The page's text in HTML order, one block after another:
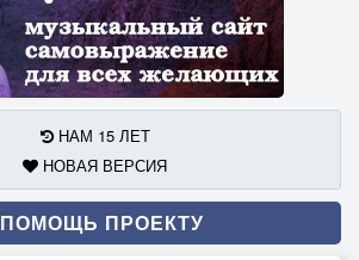
НАМ 15 ЛЕТ
НОВАЯ ВЕРСИЯ
ПОМОЩЬ ПРОЕКТУ